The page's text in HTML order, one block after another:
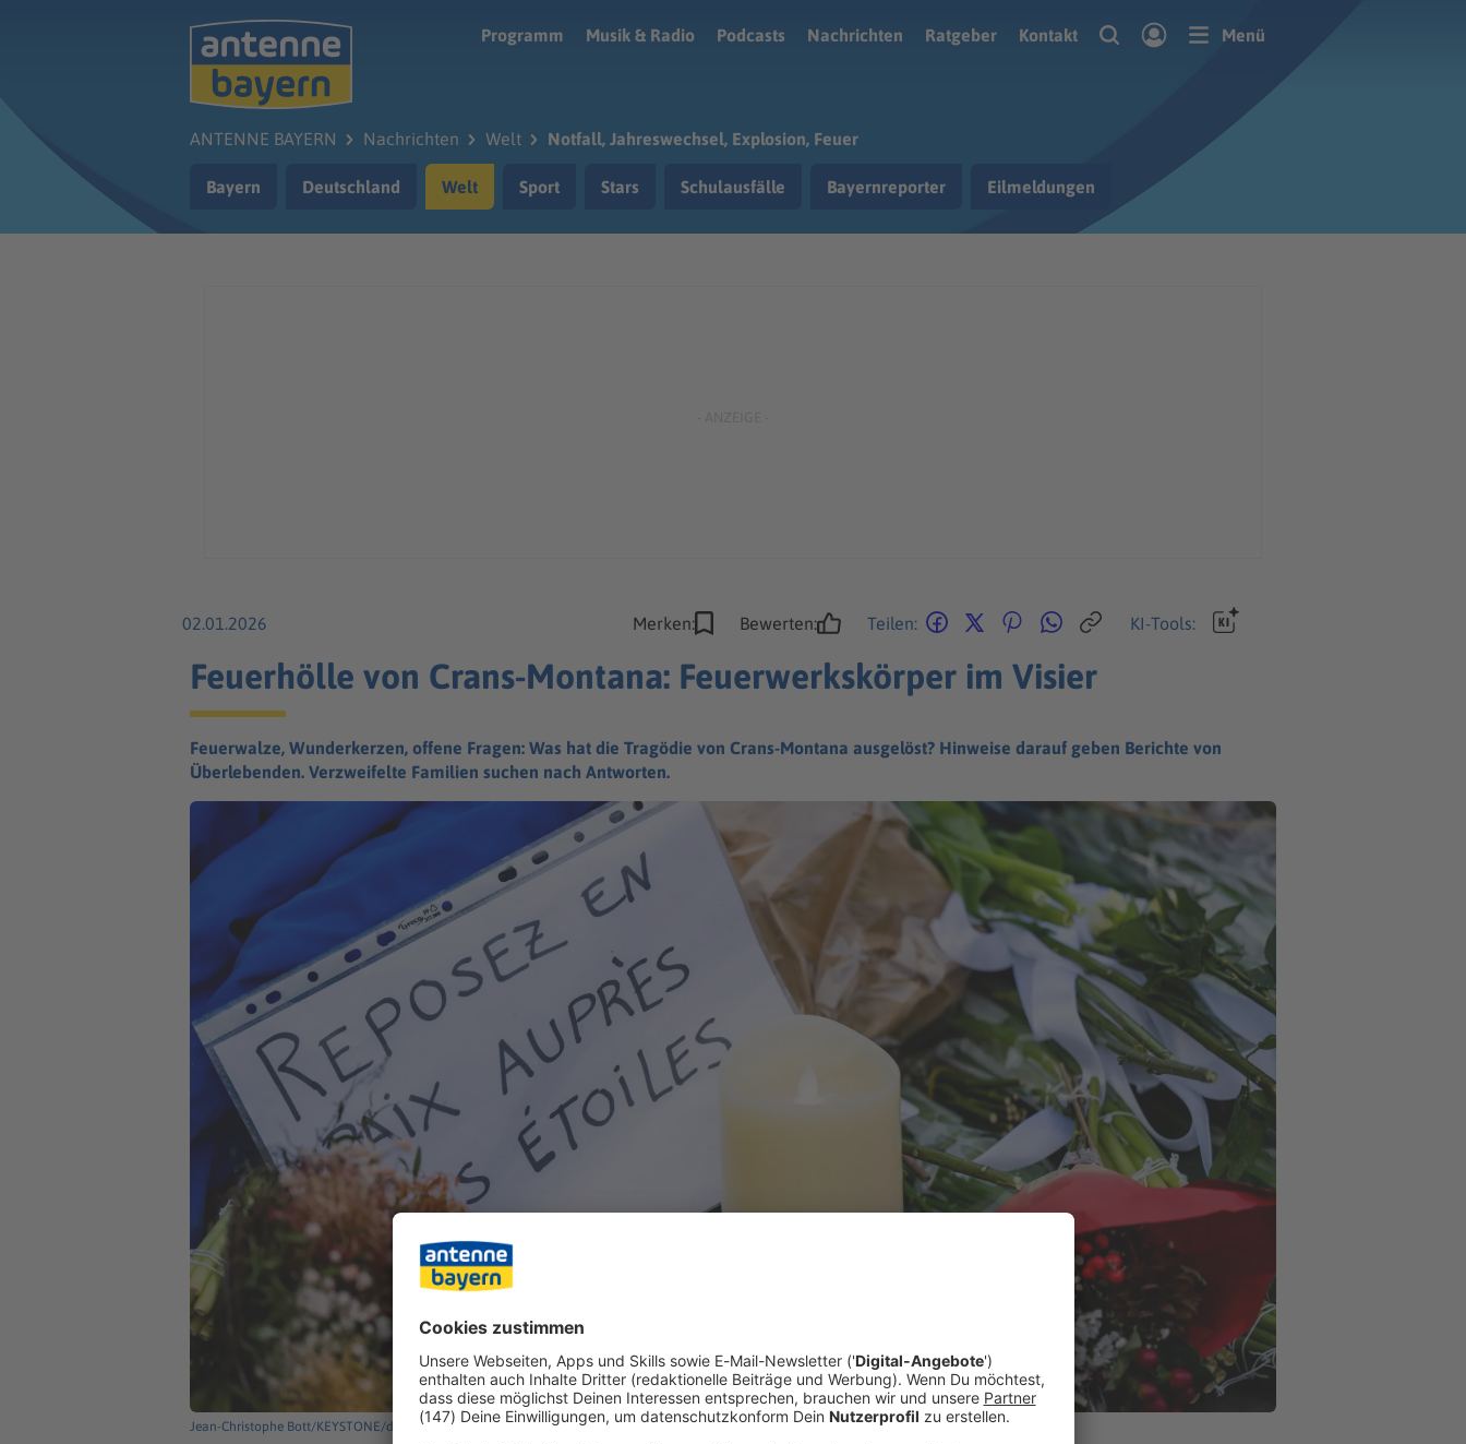
Programm
Musik & Radio Podcasts Nachrichten Ratgeber Kontakt Menü
ANTENNE BAYERN Nachrichten Welt Notfall, Jahreswechsel, Explosion, Feuer
Bayern Deutschland Welt Sport Stars Schulausfälle Bayernreporter Eilmeldungen
02.01.2026 Merken: Bewerten: Teilen: KI-Tools:
Feuerhölle von Crans-Montana: Feuerwerkskörper im Visier
Feuerwalze, Wunderkerzen, offene Fragen: Was hat die Tragödie von Crans-Montana ausgelöst? Hinweise darauf geben Berichte von
Überlebenden. Verzweifelte Familien suchen nach Antworten.
Jean-Christophe Bott/KEYSTONE/dpa